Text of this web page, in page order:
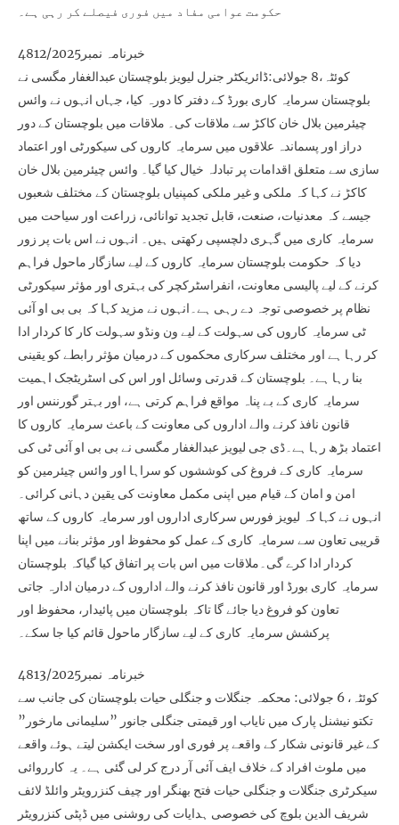
حکومت عوامی مفاد میں فوری فیصلے کر رہی ہے۔
خبرنامہ نمبر4812/2025
کوئٹہ،8 جولائی:ڈائریکٹر جنرل لیویز بلوچستان عبدالغفار مگسی نے
بلوچستان سرمایہ کاری بورڈ کے دفتر کا دورہ کیا، جہاں انہوں نے وائس
چیئرمین بلال خان کاکڑ سے ملاقات کی۔ ملاقات میں بلوچستان کے دور
دراز اور پسماندہ علاقوں میں سرمایہ کاروں کی سیکورٹی اور اعتماد
سازی سے متعلق اقدامات پر تبادلہ خیال کیا گیا۔ وائس چیئرمین بلال خان
کاکڑ نے کہا کہ ملکی و غیر ملکی کمپنیاں بلوچستان کے مختلف شعبوں
جیسے کہ معدنیات، صنعت، قابل تجدید توانائی، زراعت اور سیاحت میں
سرمایہ کاری میں گہری دلچسپی رکھتی ہیں۔ انہوں نے اس بات پر زور
دیا کہ حکومت بلوچستان سرمایہ کاروں کے لیے سازگار ماحول فراہم
کرنے کے لیے پالیسی معاونت، انفراسٹرکچر کی بہتری اور مؤثر سیکورٹی
نظام پر خصوصی توجہ دے رہی ہے۔انہوں نے مزید کہا کہ بی بی او آئی
ٹی سرمایہ کاروں کی سہولت کے لیے ون ونڈو سہولت کار کا کردار ادا
کر رہا ہے اور مختلف سرکاری محکموں کے درمیان مؤثر رابطے کو یقینی
بنا رہا ہے۔ بلوچستان کے قدرتی وسائل اور اس کی اسٹریٹجک اہمیت
سرمایہ کاری کے بے پناہ مواقع فراہم کرتی ہے، اور بہتر گورننس اور
قانون نافذ کرنے والے اداروں کی معاونت کے باعث سرمایہ کاروں کا
اعتماد بڑھ رہا ہے۔ڈی جی لیویز عبدالغفار مگسی نے بی بی او آئی ٹی کی
سرمایہ کاری کے فروغ کی کوششوں کو سراہا اور وائس چیئرمین کو
امن و امان کے قیام میں اپنی مکمل معاونت کی یقین دہانی کرائی۔
انہوں نے کہا کہ لیویز فورس سرکاری اداروں اور سرمایہ کاروں کے ساتھ
قریبی تعاون سے سرمایہ کاری کے عمل کو محفوظ اور مؤثر بنانے میں اپنا
کردار ادا کرے گی۔ملاقات میں اس بات پر اتفاق کیا گیاکہ بلوچستان
سرمایہ کاری بورڈ اور قانون نافذ کرنے والے اداروں کے درمیان ادارہ جاتی
تعاون کو فروغ دیا جائے گا تاکہ بلوچستان میں پائیدار، محفوظ اور
پرکشش سرمایہ کاری کے لیے سازگار ماحول قائم کیا جا سکے۔
خبرنامہ نمبر4813/2025
کوئٹہ، 6 جولائی: محکمہ جنگلات و جنگلی حیات بلوچستان کی جانب سے
تکتو نیشنل پارک میں نایاب اور قیمتی جنگلی جانور ”سلیمانی مارخور”
کے غیر قانونی شکار کے واقعے پر فوری اور سخت ایکشن لیتے ہوئے واقعے
میں ملوث افراد کے خلاف ایف آئی آر درج کر لی گئی ہے۔ یہ کارروائی
سیکرٹری جنگلات و جنگلی حیات فتح بھنگر اور چیف کنزرویٹر وائلڈ لائف
شریف الدین بلوچ کی خصوصی ہدایات کی روشنی میں ڈپٹی کنزرویٹر